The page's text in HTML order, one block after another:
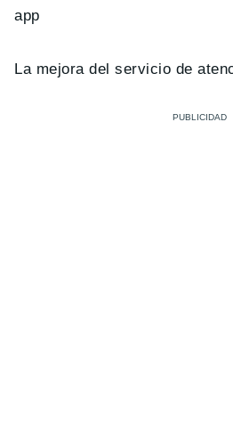
app
La mejora del servicio de